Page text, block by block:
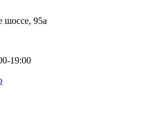
шоссе, 95а
19:00